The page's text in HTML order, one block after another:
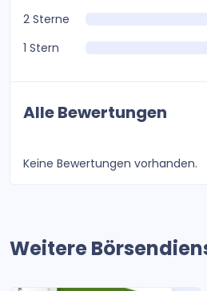
2 Sterne
1 Stern
Alle Bewertungen
Keine Bewertungen vorhanden.
Weitere